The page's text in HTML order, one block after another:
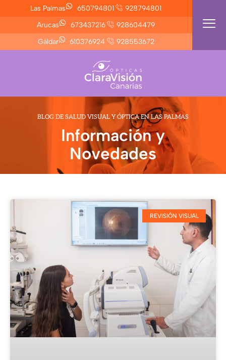
al
contenido
Las Palmas 650794801
928794801
Arucas
673437216
928604479
Gáldar
610376924 928553672
BLOG DE SALUD VISUAL Y ÓPTICA EN LAS PALMAS
Información y
Novedades
REVISIÓN VISUAL